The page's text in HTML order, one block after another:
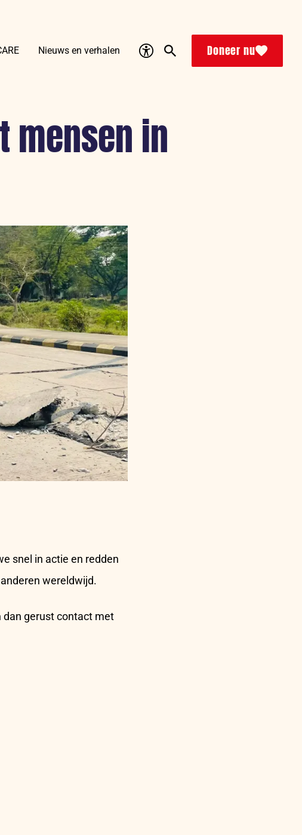
Nieuws en verhalen
Accessibility
Search
Doneer nu
mensen in
snel in actie en redden
wereldwijd.
dan gerust contact met